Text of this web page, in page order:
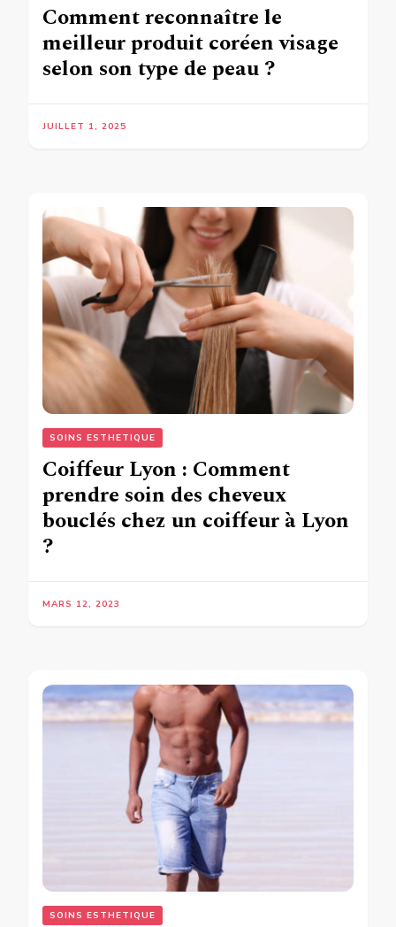
Comment reconnaître le
meilleur produit coréen visage
selon son type de peau ?
JUILLET 1, 2025
SOINS ESTHETIQUE
Coiffeur Lyon : Comment
prendre soin des cheveux
bouclés chez un coiffeur à Lyon
?
MARS 12, 2023
SOINS ESTHETIQUE